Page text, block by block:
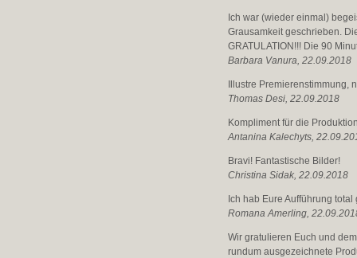
Ich war (wieder einmal)
Grausamkeit geschrieben.
GRATULATION!!! Die 90
Barbara Vanura, 22.09.2018
Illustre Premierenstimmung,
Thomas Desi, 22.09.2018
Kompliment für die
Antanina Kalechyts,
Bravi! Fantastische Bilder!
Christina Sidak, 22.09.2018
Ich hab Eure Aufführung
Romana Amerling,
Wir gratulieren Euch und
rundum ausgezeichnete